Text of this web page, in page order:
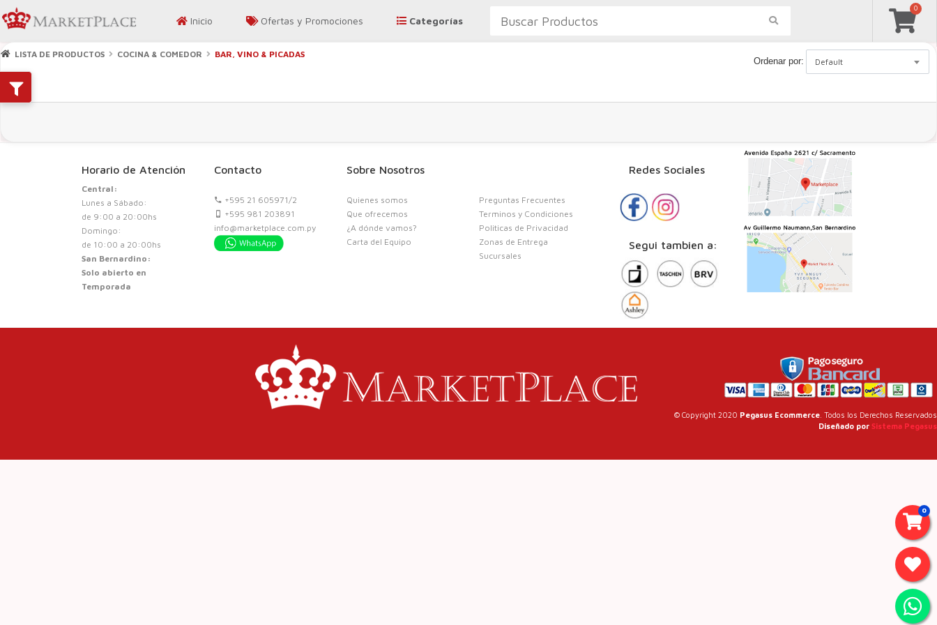
Inicio Ofertas y Promociones Categorías
0
LISTA DE PRODUCTOS COCINA & COMEDOR BAR, VINO & PICADAS
Ordenar por: Default
Horario de Atención
Central:
Lunes a Sábado:
de 9:00 a 20:00hs
Domingo:
de 10:00 a 20:00hs
San Bernardino:
Solo abierto en
Temporada
Contacto
+595 21 605971/2
+595 981 203891
info@marketplace.com.py
Sobre Nosotros
Quienes somos
Que ofrecemos
¿A dónde vamos?
Carta del Equipo
Preguntas Frecuentes
Terminos y Condiciones
Politicas de Privacidad
Zonas de Entrega
Sucursales
Redes Sociales
Segui tambien a:
0
© Copyright 2020 Pegasus Ecommerce . Todos los Derechos Reservados
Diseñado por Sistema Pegasus